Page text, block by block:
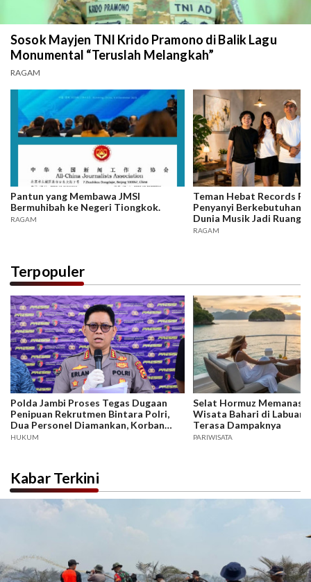
Sosok Mayjen TNI Krido Pramono di Balik Lagu
Monumental “Teruslah Melangkah”
RAGAM
Pantun yang Membawa JMSI
Bermuhibah ke Negeri Tiongkok.
RAGAM
Teman Hebat Records
Penyanyi Berkebutuhan
Dunia Musik Jadi Ruang
Berkarya
RAGAM
Terpopuler
Polda Jambi Proses Tegas Dugaan
Penipuan Rekrutmen Bintara Polri,
Dua Personel Diamankan, Korban
Dari Rakyat Biasa Hingga Perwira,
HUKUM
Selat Hormuz Memanas,
Wisata Bahari di Labuan
Terasa Dampaknya
PARIWISATA
Kabar Terkini